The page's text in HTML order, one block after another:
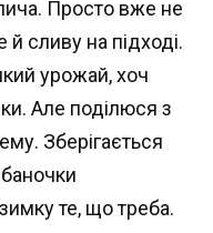
Просто вже не
сливу на підході.
урожай, хоч
Але поділюся з
Зберігається
те, що треба.